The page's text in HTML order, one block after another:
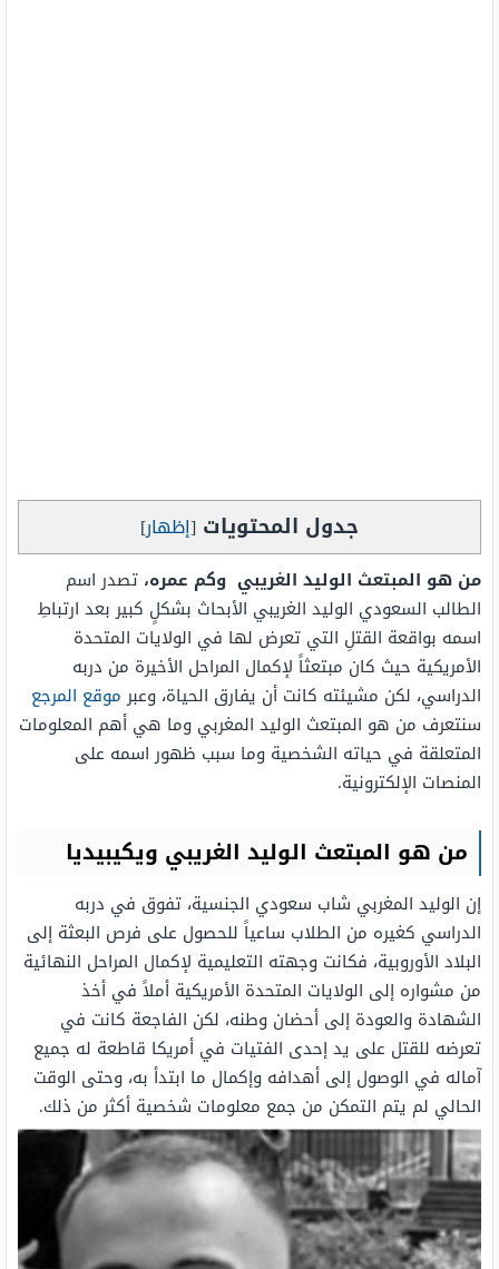
جدول المحتويات [إظهار]
من هو المبتعث الوليد الغريبي وكم عمره، تصدر اسم
الطالب السعودي الوليد الغريبي الأبحاث بشكلٍ كبير بعد ارتباطِ
اسمه بواقعة القتلِ التي تعرض لها في الولايات المتحدة
الأمريكية حيث كان مبتعثاً لإكمال المراحل الأخيرة من دربه
الدراسي، لكن مشيئته كانت أن يفارق الحياة، وعبرموقع المرجع
سنتعرف من هو المبتعث الوليد المغربي وما هي أهم المعلومات
المتعلقة في حياته الشخصية وما سبب ظهور اسمه على
المنصات الإلكترونية.
من هو المبتعث الوليد الغريبي ويكيبيديا
إن الوليد المغربي شاب سعودي الجنسية، تفوق في دربه
الدراسي كغيره من الطلاب ساعياً للحصول على فرص البعثة إلى
البلاد الأوروبية، فكانت وجهته التعليمية لإكمال المراحل النهائية
من مشواره إلى الولايات المتحدة الأمريكية أملاً في أخذ
الشهادة والعودة إلى أحضان وطنه، لكن الفاجعة كانت في
تعرضه للقتل على يد إحدى الفتيات في أمريكا قاطعة له جميع
آماله في الوصول إلى أهدافه وإكمال ما ابتدأ به، وحتى الوقت
الحالي لم يتم التمكن من جمع معلومات شخصية أكثر من ذلك.